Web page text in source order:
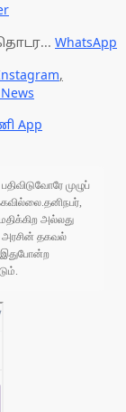
WhatsApp
,
App
முழுப்
அல்லது
அரசின் தகவல்
இதுபோன்ற